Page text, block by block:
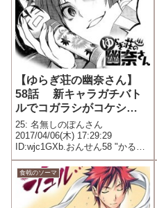
【ゆらぎ荘の幽奈さん】
58話 新キャラガチバト
ルでコガラシがコケシ
化？！ｗｗｗｗｗｗｗ【ネ
タバレ】
25: 名無しのぽんさん
2017/04/06(木) 17:29:29
ID:wjc1GXb.おんせん58 "かる
ら"と"マトラ"扉画：コガラシと
幽奈、「どぽーん！」前の朝八
咫鋼なのはコガラシ本人ではな
く、その師匠黒翼は大天狗の緋
扇かるら(...
食戟のソーマ